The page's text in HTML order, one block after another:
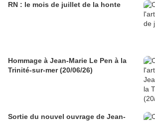
RN : le mois de juillet de la honte
Hommage à Jean-Marie Le Pen à la
Trinité-sur-mer (20/06/26)
Sortie du nouvel ouvrage de Jean-